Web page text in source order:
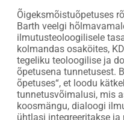
Õigeksmõistuõpetuses
Barth veelgi
ilmutusteoloogilisele
kolmandas osaköites,
tegeliku teoloogilise ja
õpetusena tunnetusest.
õpetuses“, et loodu
tunnetusvõimalusi, mis
koosmängu, dialoogi
ühtlasi integreeritakse